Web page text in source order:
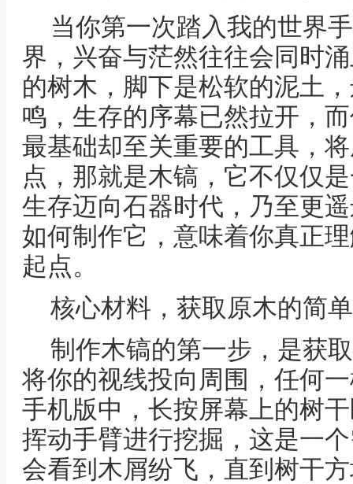
当你第一次踏入我的世界
界，兴奋与茫然往往会同时
的树木，脚下是松软的泥土
鸣，生存的序幕已然拉开，
最基础却至关重要的工具，
点，那就是木镐，它不仅仅
生存迈向石器时代，乃至更
如何制作它，意味着你真正
起点。
核心材料，获取原木的简
制作木镐的第一步，是获
将你的视线投向周围，任何
手机版中，长按屏幕上的树
挥动手臂进行挖掘，这是一
会看到木屑纷飞，直到树干